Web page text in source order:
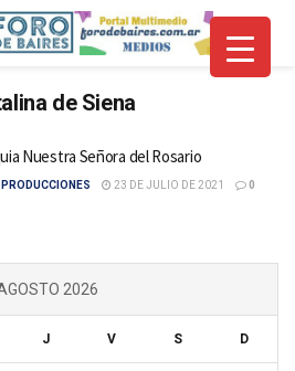
de Siena
Nuestra Señora del Rosario
PRODUCCIONES 23 DE JULIO DE 2021 0
2026
J V S D